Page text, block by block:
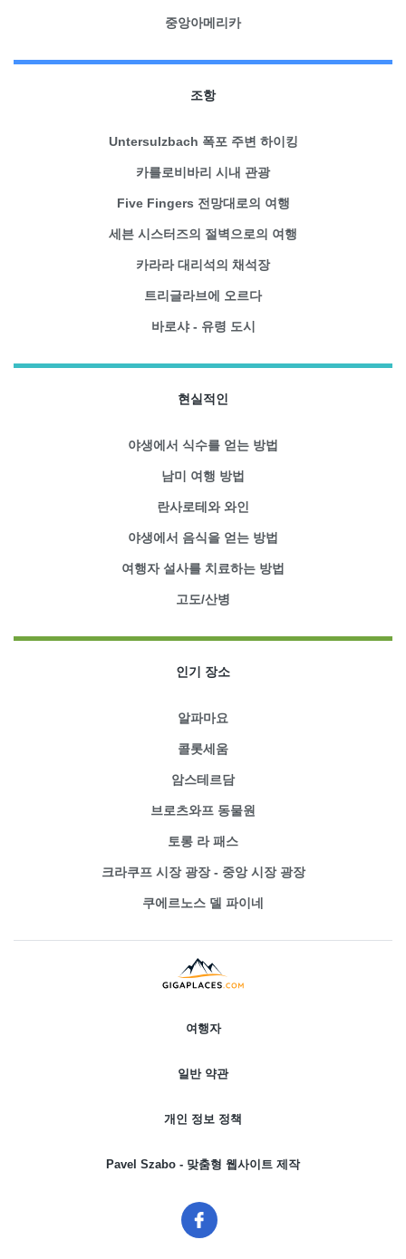
중앙아메리카
조항
Untersulzbach 폭포 주변 하이킹
카를로비바리 시내 관광
Five Fingers 전망대로의 여행
세븐 시스터즈의 절벽으로의 여행
카라라 대리석의 채석장
트리글라브에 오르다
바로샤 - 유령 도시
현실적인
야생에서 식수를 얻는 방법
남미 여행 방법
란사로테와 와인
야생에서 음식을 얻는 방법
여행자 설사를 치료하는 방법
고도/산병
인기 장소
알파마요
콜롯세움
암스테르담
브로츠와프 동물원
토롱 라 패스
크라쿠프 시장 광장 - 중앙 시장 광장
쿠에르노스 델 파이네
여행자
일반 약관
개인 정보 정책
Pavel Szabo - 맞춤형 웹사이트 제작